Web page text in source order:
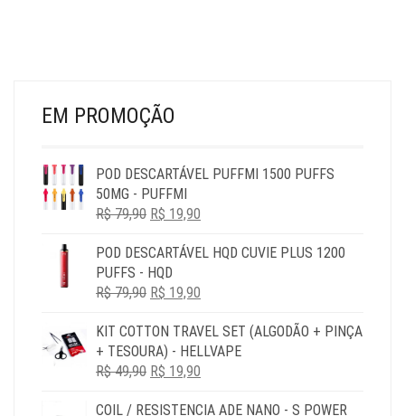
EM PROMOÇÃO
POD DESCARTÁVEL PUFFMI 1500 PUFFS
50MG - PUFFMI
R$79,90 O
ORIGINAL
ERA:
R$ 79,90.
R$ 19,90
ATUAL
POD DESCARTÁVEL HQD CUVIE PLUS 1200
PUFFS - HQD
R$79,90 O
ORIGINAL
ERA:
R$ 79,90.
R$ 19,90
ATUAL
É:
KIT COTTON TRAVEL SET (ALGODÃO + PINÇA
+ TESOURA) - HELLVAPE
R$49,90 O
ORIGINAL
R$ 19,90
ATUAL
COIL / RESISTENCIA ADE NANO - S POWER